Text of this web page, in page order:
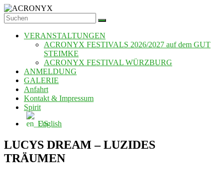
Zum
Inhalt
springen
ACRONYX
VERANSTALTUNGEN
ACRONYX FESTIVALS 2026/2027 auf dem GUT
STEIMKE
ACRONYX FESTIVAL WÜRZBURG
ANMELDUNG
GALERIE
Anfahrt
Kontakt & Impressum
Spirit
English
LUCYS DREAM – LUZIDES
TRÄUMEN